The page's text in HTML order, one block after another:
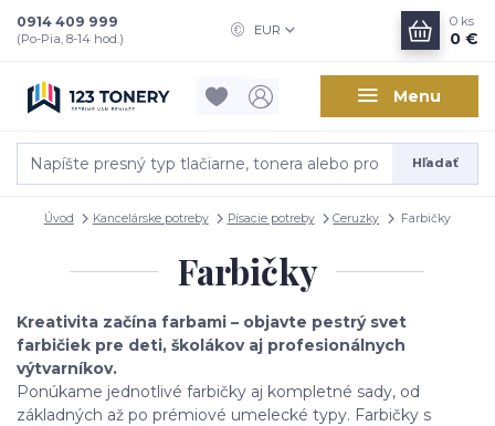
Menu
EUR
Hľadať
0914 409 999
(Po-Pia, 8-14 hod.)
0 ks
0 €
Úvod Kancelárske potreby Písacie potreby Ceruzky Farbičky
Farbičky
Kreativita začína farbami – objavte pestrý svet
farbičiek pre deti, školákov aj profesionálnych
výtvarníkov.
Ponúkame jednotlivé farbičky aj kompletné sady, od
základných až po prémiové umelecké typy. Farbičky s